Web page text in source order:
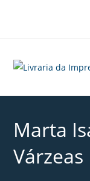
Marta
Várzeas